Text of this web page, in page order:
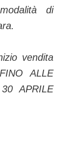
di
vendita
ALLE
APRILE